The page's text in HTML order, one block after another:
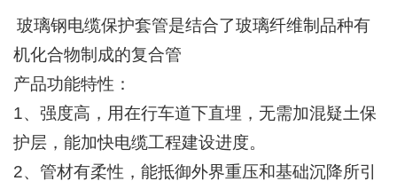
玻璃钢电缆保护套管是结合了玻璃纤维制品种有
机化合物制成的复合管
产品功能特性：
1、强度高，用在行车道下直埋，无需加混疑土保
护层，能加快电缆工程建设进度。
2、管材有柔性，能抵御外界重压和基础沉降所引